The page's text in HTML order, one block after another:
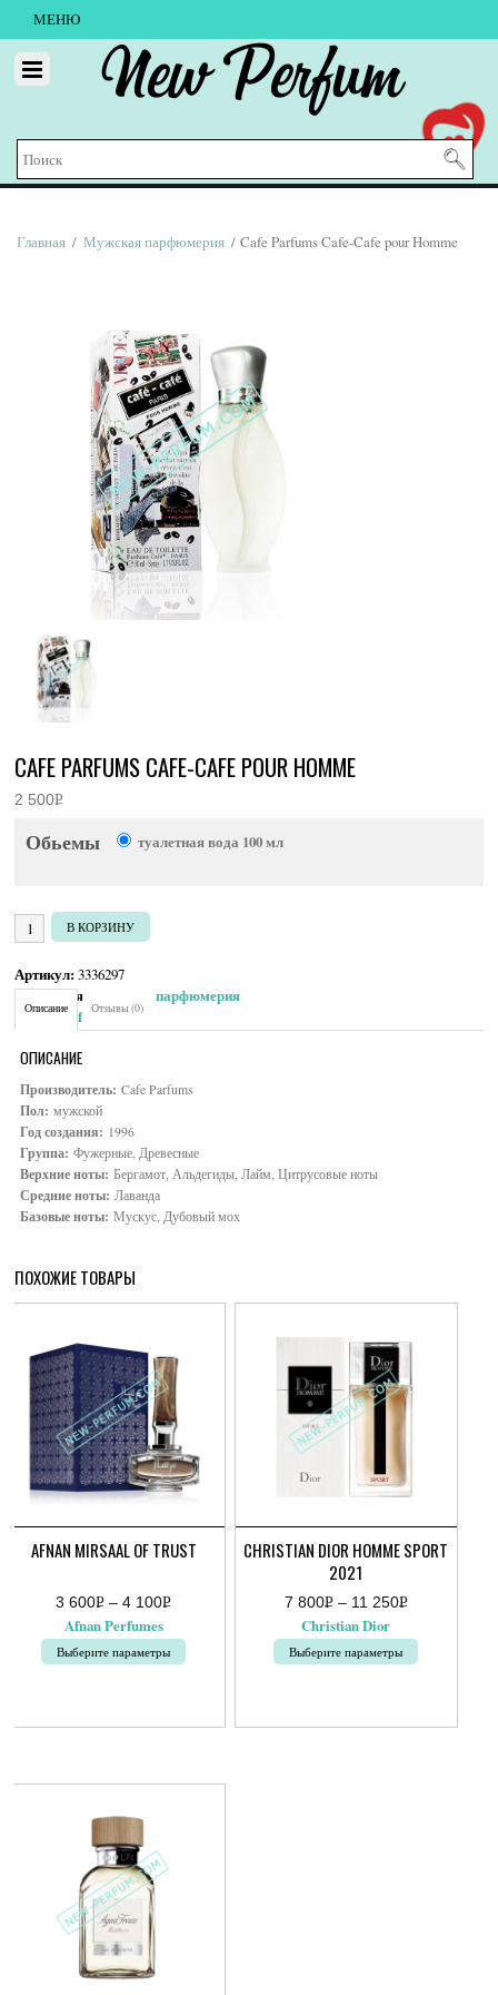
МЕНЮ
New Perfum
Главная / Мужская парфюмерия / Cafe Parfums Cafe-Cafe pour Homme
CAFE PARFUMS CAFE-CAFE POUR HOMME
2 500Р
Обьемы туалетная вода 100 мл
Количество товара Cafe Parfums Cafe-Cafe pour Homme
В КОРЗИНУ
Артикул:3336297
Категория:
Мужская парфюмерия
Brand:Cafe Parfums
Описание Отзывы (0)
ОПИСАНИЕ
Производитель: Cafe Parfums
Пол: мужской
Год создания: 1996
Группа: Фужерные, Древесные
Верхние ноты: Бергамот, Альдегиды, Лайм, Цитрусовые ноты
Средние ноты: Лаванда
Базовые ноты:Мускус, Дубовый мох
ПОХОЖИЕ ТОВАРЫ
AFNAN MIRSAAL OF TRUST
3 600Р
УБ.
– 4 100Р
Диапазон
600руб.
Afnan Perfumes
Выберите параметры
имеет
Опции
CHRISTIAN DIOR HOMME SPORT
2021
7 800Р
УБ.
– 11 250Р
Диапазон
800руб.
Christian Dior
Выберите параметры
имеет